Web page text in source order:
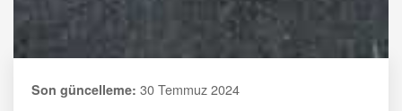
Son güncelleme: 30 Temmuz 2024